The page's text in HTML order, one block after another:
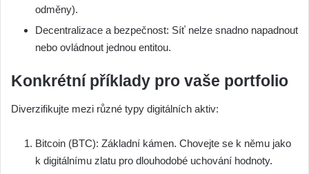
odměny).
Decentralizace a bezpečnost: Síť nelze snadno napadnout
nebo ovládnout jednou entitou.
Konkrétní příklady pro vaše portfolio
Diverzifikujte mezi různé typy digitálních aktiv:
Bitcoin (BTC): Základní kámen. Chovejte se k němu jako
k digitálnímu zlatu pro dlouhodobé uchování hodnoty.